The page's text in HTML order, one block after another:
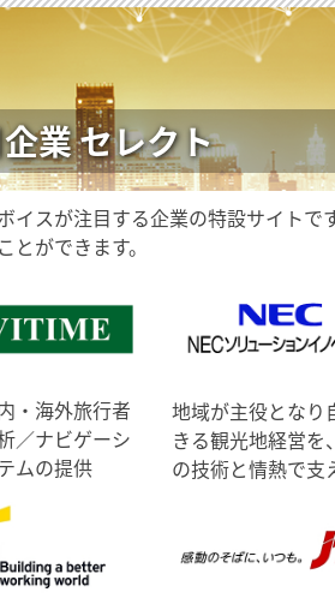
業 セレクト
イスが注目する企業の特設サイト
とができます。
・海外旅行者
／ナビゲーシ
ムの提供
地域が主役となり
きる観光地経営を
の技術と情熱で支